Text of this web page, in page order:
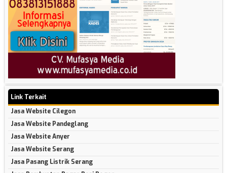
Link Terkait
Jasa Website Cilegon
Jasa Website Pandeglang
Jasa Website Anyer
Jasa Website Serang
Jasa Pasang Listrik Serang